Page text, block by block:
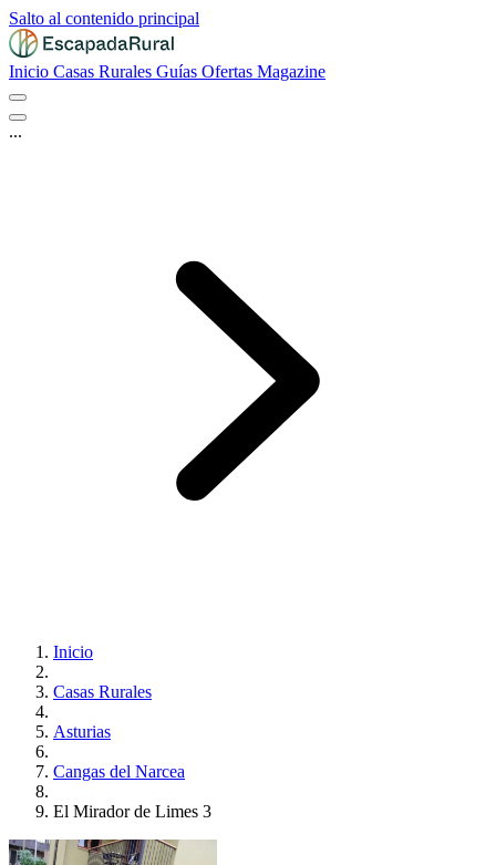
Salto al contenido principal
Inicio Casas Rurales Guías Ofertas Magazine
...
Inicio
Casas Rurales
Asturias
Cangas del Narcea
El Mirador de Limes 3